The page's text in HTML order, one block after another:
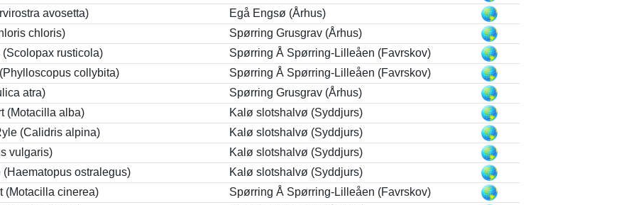
avosetta)
Egå Engsø (Århus)
chloris)
Spørring Grusgrav (Århus)
rusticola)
Spørring Å Spørring-Lilleåen (Favrskov)
collybita)
Spørring Å Spørring-Lilleåen (Favrskov)
atra)
Spørring Grusgrav (Århus)
(Motacilla alba)
Kalø slotshalvø (Syddjurs)
(Calidris alpina)
Kalø slotshalvø (Syddjurs)
vulgaris)
Kalø slotshalvø (Syddjurs)
(Haematopus ostralegus)
Kalø slotshalvø (Syddjurs)
(Motacilla cinerea)
Spørring Å Spørring-Lilleåen (Favrskov)